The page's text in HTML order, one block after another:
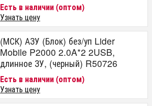
Есть в наличии (оптом)
Узнать цену
(МСК) АЗУ (Блок) без/уп Lider
Mobile P2000 2.0A*2 2USB,
длинное ЗУ, (черный) R50726
Есть в наличии (оптом)
Узнать цену